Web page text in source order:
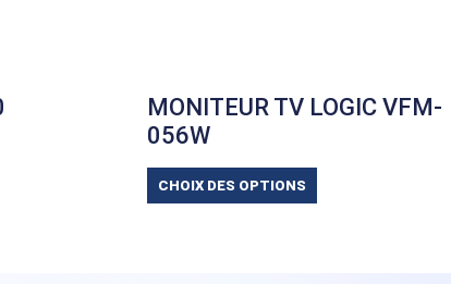
MONITEUR TV LOGIC VFM-
056W
CHOIX DES OPTIONS